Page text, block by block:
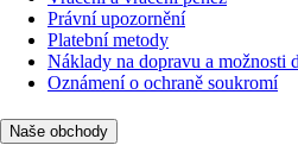
Právní upozornění
Platební metody
Náklady na dopravu a možnosti
Oznámení o ochraně soukromí
Naše obchody